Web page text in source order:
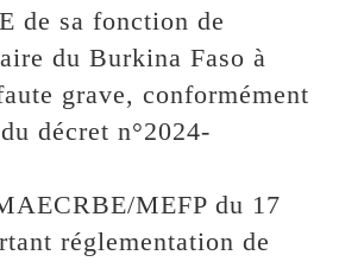
de sa fonction de
du Burkina Faso à
grave, conformément
décret n°2024-
MEFP du 17
réglementation de